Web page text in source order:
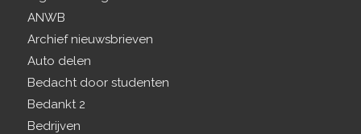
ANWB
Archief nieuwsbrieven
Auto delen
Bedacht door studenten
Bedankt 2
Bedrijven